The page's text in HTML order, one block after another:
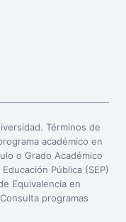
Términos de
académico en
o Grado Académico
Pública (SEP)
Equivalencia en
programas